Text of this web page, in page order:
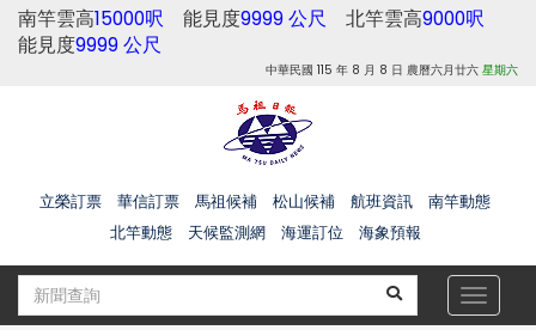
南竿雲高15000呎 能見度9999 公尺 北竿雲高9000呎
能見度9999 公尺
中華民國 115 年 8 月 8 日 農曆六月廿六 星期六
立榮訂票 華信訂票 馬祖候補 松山候補 航班資訊
南竿動態
北竿動態
天候監測網 海運訂位 海象預報
Toggle